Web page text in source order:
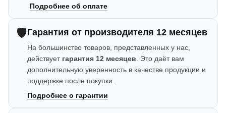
Подробнее об оплате
🛡️Гарантия от производителя 12 месяцев
На большинство товаров, представленных у нас,
действует гарантия 12 месяцев . Это даёт вам
дополнительную уверенность в качестве продукции и
поддержке после покупки.
Подробнее о гарантии